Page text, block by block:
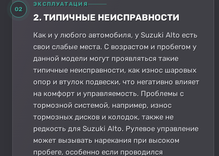
02
ЭКСПЛУАТАЦИЯ
2. ТИПИЧНЫЕ НЕИСПРАВНОСТИ
Как и у любого автомобиля, у Suzuki Alto есть
свои слабые места. С возрастом и пробегом у
данной модели могут проявляться такие
типичные неисправности, как износ шаровых
опор и втулок подвески, что негативно влияет
на комфорт и управляемость. Проблемы с
тормозной системой, например, износ
тормозных дисков и колодок, также не
редкость для Suzuki Alto. Рулевое управление
может вызывать нарекания при высоком
пробеге, особенно если проводился